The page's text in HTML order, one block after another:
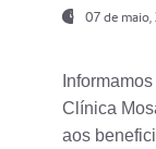
07 de maio,
Clínica
aos